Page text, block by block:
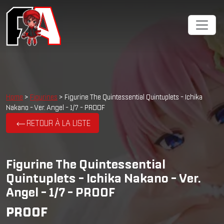
Home > Figurines > Figurine The Quintessential Quintuplets - Ichika
Nakano - Ver. Angel - 1/7 - PROOF
RETOUR À LA LISTE
Figurine The Quintessential
Quintuplets - Ichika Nakano - Ver.
Angel - 1/7 - PROOF
PROOF